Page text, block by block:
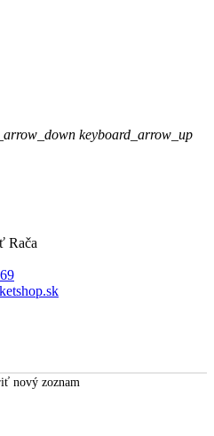
keyboard_arrow_up
Rača
nový zoznam